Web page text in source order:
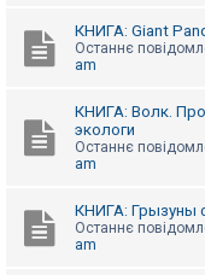
КНИГА: Giant
Останнє
am
КНИГА: Волк.
экологи
Останнє
am
КНИГА: Грызуны
Останнє
am